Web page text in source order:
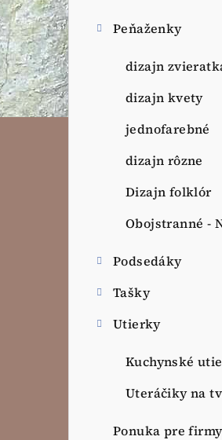
Peňaženky
dizajn
dizajn kvety
jednofarebné
dizajn rôzne
Dizajn folklór
Obojstranné -
Podsedáky
Tašky
Utierky
Kuchynské
Uteráčiky na
Ponuka pre